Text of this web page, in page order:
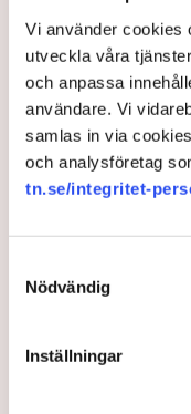
Vi använder cookies
utveckla våra
och anpassa
användare. Vi
samlas in via
och analysföretag
tn.se/integritet-
Nödvändig
Inställningar
AI-
Torvtäkten i
sedan 28 juli.
Polisen kritiseras
aktionerna.
Polisinspektör
40 personer
Polisen använder